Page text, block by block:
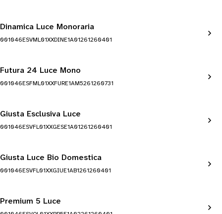
Dinamica Luce Monoraria
001046ESVML01XXDINE1A01261260401
Futura 24 Luce Mono
001046ESFML01XXFURE1AM5261260731
Giusta Esclusiva Luce
001046ESVFL01XXGESE1A01261260401
Giusta Luce Bio Domestica
001046ESVFL01XXGIUE1AB1261260401
Premium 5 Luce